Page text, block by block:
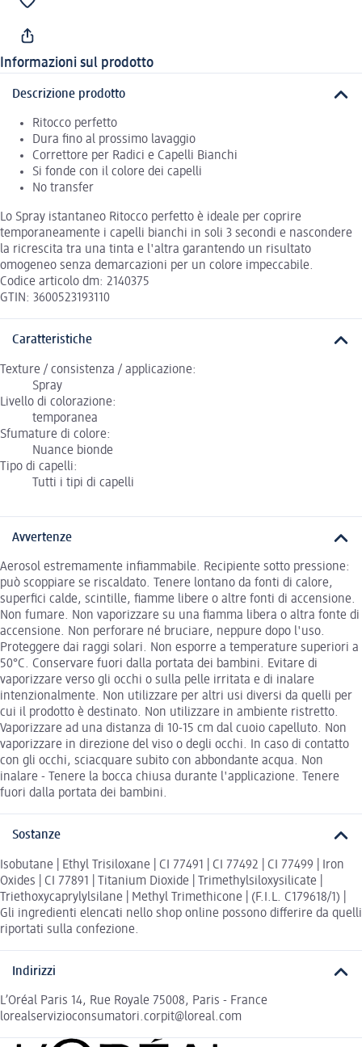
Informazioni sul prodotto
Descrizione prodotto
Ritocco perfetto
Dura fino al prossimo lavaggio
Correttore per Radici e Capelli Bianchi
Si fonde con il colore dei capelli
No transfer
Lo Spray istantaneo Ritocco perfetto è ideale per coprire
temporaneamente i capelli bianchi in soli 3 secondi e nascondere
la ricrescita tra una tinta e l'altra garantendo un risultato
omogeneo senza demarcazioni per un colore impeccabile.
Codice articolo dm: 2140375
GTIN: 3600523193110
Caratteristiche
Texture / consistenza / applicazione:
Spray
Livello di colorazione:
temporanea
Sfumature di colore:
Nuance bionde
Tipo di capelli:
Tutti i tipi di capelli
Avvertenze
Aerosol estremamente infiammabile. Recipiente sotto pressione:
può scoppiare se riscaldato. Tenere lontano da fonti di calore,
superfici calde, scintille, fiamme libere o altre fonti di accensione.
Non fumare. Non vaporizzare su una fiamma libera o altra fonte di
accensione. Non perforare né bruciare, neppure dopo l'uso.
Proteggere dai raggi solari. Non esporre a temperature superiori a
50°C. Conservare fuori dalla portata dei bambini. Evitare di
vaporizzare verso gli occhi o sulla pelle irritata e di inalare
intenzionalmente. Non utilizzare per altri usi diversi da quelli per
cui il prodotto è destinato. Non utilizzare in ambiente ristretto.
Vaporizzare ad una distanza di 10-15 cm dal cuoio capelluto. Non
vaporizzare in direzione del viso o degli occhi. In caso di contatto
con gli occhi, sciacquare subito con abbondante acqua. Non
inalare - Tenere la bocca chiusa durante l'applicazione. Tenere
fuori dalla portata dei bambini.
Sostanze
Isobutane | Ethyl Trisiloxane | CI 77491 | CI 77492 | CI 77499 | Iron
Oxides | CI 77891 | Titanium Dioxide | Trimethylsiloxysilicate |
Triethoxycaprylylsilane | Methyl Trimethicone | (F.I.L. C179618/1) |
Gli ingredienti elencati nello shop online possono differire da quelli
riportati sulla confezione.
Indirizzi
L’Oréal Paris 14, Rue Royale 75008, Paris - France
lorealservizioconsumatori.corpit@loreal.com